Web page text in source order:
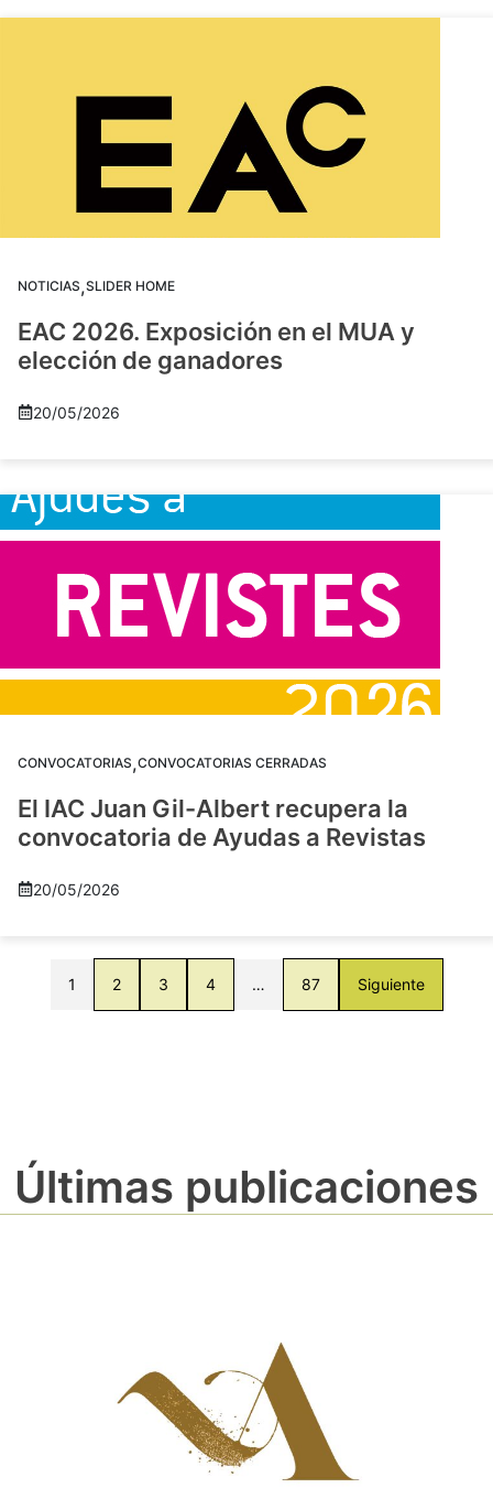
NOTICIAS,SLIDER HOME
EAC 2026. Exposición en el MUA y
elección de ganadores
20/05/2026
CONVOCATORIAS,CONVOCATORIAS CERRADAS
El IAC Juan Gil-Albert recupera la
convocatoria de Ayudas a Revistas
20/05/2026
1 2 3 4 … 87 Siguiente
Últimas publicaciones